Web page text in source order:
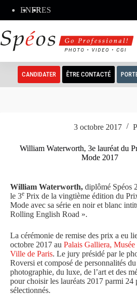
contenu
ENFRES
CANDIDATER ÊTRE CONTACTÉ
3 octobre 2017
William Waterworth, 3e lauréat du
Mode 2017
William Waterworth, diplômé Spéos
le 3e Prix de la vingtième édition du
Mode avec sa série en noir et blanc
Rolling English Road ».
La cérémonie de remise des prix a eu
octobre 2017 au Palais Galliera, Musée
Ville de Paris. Le jury présidé par le
Roversi et composé de personnalités
photographie, du luxe, de l’art et des
pour choisir les lauréats 2017 parmi 24
sélectionnés.